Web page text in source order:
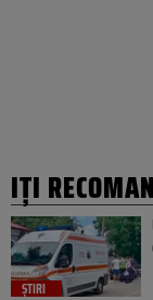
IȚI
ȘTIRI